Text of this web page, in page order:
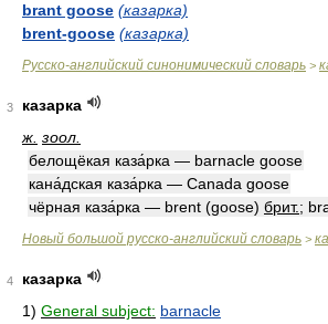
brant goose (казарка)
brent-goose (казарка)
Русско-английский синонимический словарь >
3
казарка
ж. зоол.
белощёкая каза́рка — barnacle goose
кана́дская каза́рка — Canada goose
чёрная каза́рка — brent (goose) брит.;
Новый большой русско-английский словарь >
4
казарка
1) General subject: barnacle